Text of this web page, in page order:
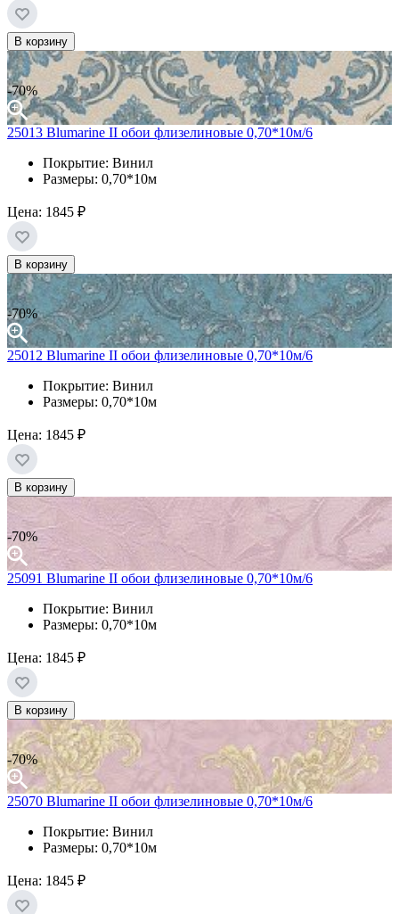
В корзину
-70%
25013 Blumarine II обои флизелиновые 0,70*10м/6
Покрытие: Винил
Размеры: 0,70*10м
Цена: 1845 ₽
В корзину
-70%
25012 Blumarine II обои флизелиновые 0,70*10м/6
Покрытие: Винил
Размеры: 0,70*10м
Цена: 1845 ₽
В корзину
-70%
25091 Blumarine II обои флизелиновые 0,70*10м/6
Покрытие: Винил
Размеры: 0,70*10м
Цена: 1845 ₽
В корзину
-70%
25070 Blumarine II обои флизелиновые 0,70*10м/6
Покрытие: Винил
Размеры: 0,70*10м
Цена: 1845 ₽